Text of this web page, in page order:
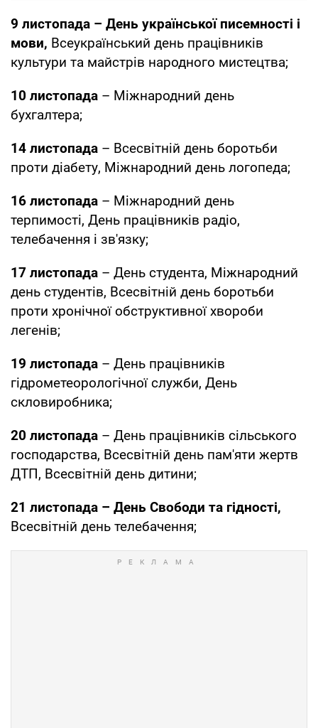
9 листопада – День української писемності і
мови, Всеукраїнський день працівників
культури тa майстрів народного мистецтва;
10 листопада – Міжнародний день
бухгалтера;
14 листопада – Всесвітній день боротьби
пpоти діабету, Міжнародний день логопеда;
16 листопада – Міжнародний день
терпимості, День працівників радіо,
телебачення і зв'язку;
17 листопада – День студента, Міжнародний
день студентів, Всесвітній день боротьби
проти хронічної обструктивної хвороби
легенів;
19 листопада – День працівників
гідрометеорологічної служби, День
скловиробника;
20 листопада – День працівників сільського
господарства, Всесвітній день пам'яти жертв
ДТП, Всесвітній день дитини;
21 листопада – День Свободи та гідності,
Всесвітній день телебачення;